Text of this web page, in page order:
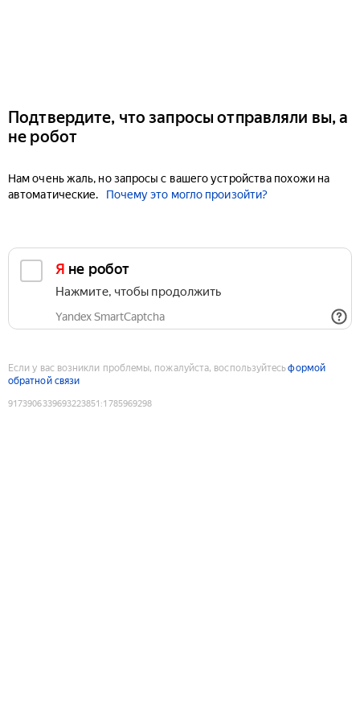
Подтвердите, что запросы отправляли вы, а
не робот
Нам очень жаль, но запросы с вашего устройства похожи на
автоматические.
Почему это могло произойти?
Я не робот
Нажмите, чтобы продолжить
Yandex SmartCaptcha
Если у вас возникли проблемы, пожалуйста, воспользуйтесьформой
обратной связи
9173906339693223851 :1785969298